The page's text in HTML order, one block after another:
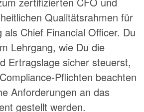
Qualitätsrahmen für
Chief Financial Officer. Du
Lehrgang, wie Du die
Ertragslage sicher steuerst,
Pflichten beachten
Anforderungen an das
gestellt werden.